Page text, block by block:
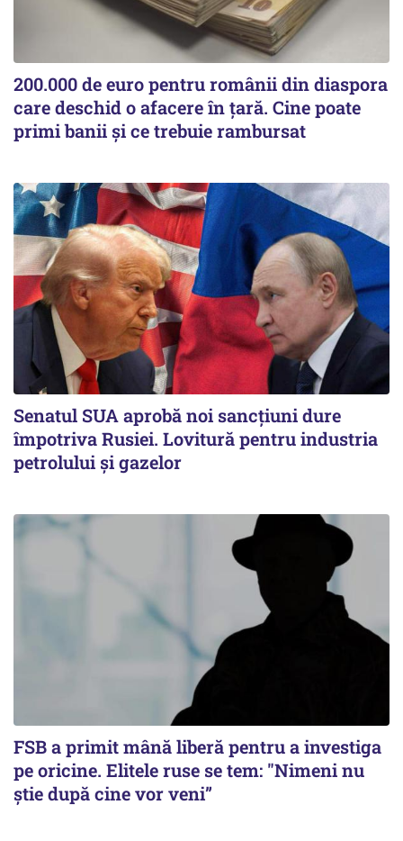
200.000 de euro pentru românii din diaspora
care deschid o afacere în țară. Cine poate
primi banii și ce trebuie rambursat
Senatul SUA aprobă noi sancțiuni dure
împotriva Rusiei. Lovitură pentru industria
petrolului și gazelor
FSB a primit mână liberă pentru a investiga
pe oricine. Elitele ruse se tem: "Nimeni nu
știe după cine vor veni”